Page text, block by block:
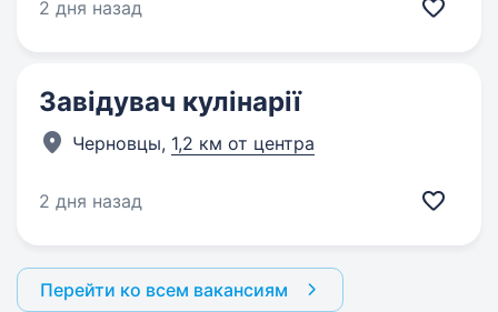
2 дня назад
Завідувач кулінарії
Черновцы, 1,2 км от центра
2 дня назад
Перейти ко всем вакансиям